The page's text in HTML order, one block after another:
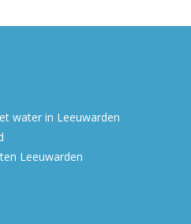
water in Leeuwarden
Leeuwarden